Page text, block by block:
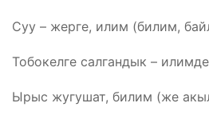
Суу – жерге, илим (билим,
Тобокелге салгандык –
Ырыс жугушат, билим (же